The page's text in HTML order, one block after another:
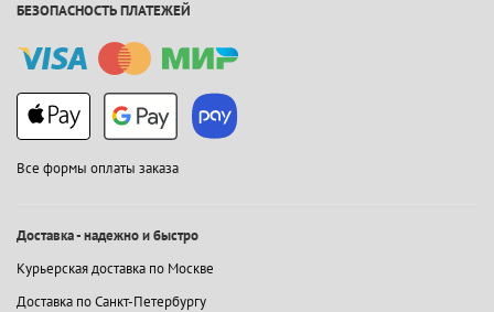
БЕЗОПАСНОСТЬ ПЛАТЕЖЕЙ
Все формы оплаты заказа
Доставка - надежно и быстро
Курьерская доставка по Москве
Доставка по Санкт-Петербургу